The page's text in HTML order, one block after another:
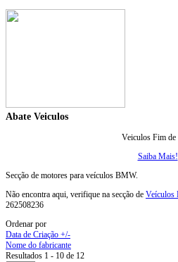
Abate Veiculos
Veiculos Fim de
Saiba Mais!
Secção de motores para veículos BMW.
Não encontra aqui, verifique na secção de Veículos
262508236
Ordenar por
Data de Criação +/-
Nome do fabricante
Resultados 1 - 10 de 12